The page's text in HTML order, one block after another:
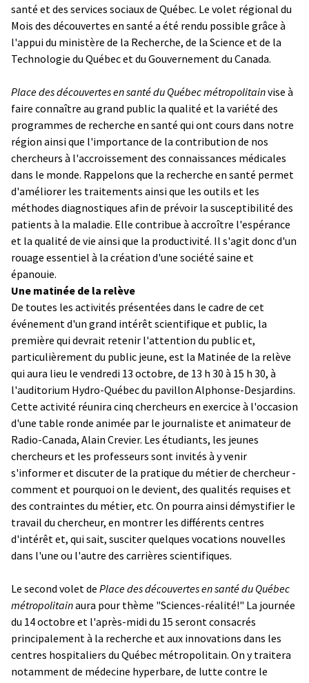
santé et des services sociaux de Québec. Le volet régional du
Mois des découvertes en santé a été rendu possible grâce à
l'appui du ministère de la Recherche, de la Science et de la
Technologie du Québec et du Gouvernement du Canada.
Place des découvertes en santé du Québec métropolitainvise à
faire connaître au grand public la qualité et la variété des
programmes de recherche en santé qui ont cours dans notre
région ainsi que l'importance de la contribution de nos
chercheurs à l'accroissement des connaissances médicales
dans le monde. Rappelons que la recherche en santé permet
d'améliorer les traitements ainsi que les outils et les
méthodes diagnostiques afin de prévoir la susceptibilité des
patients à la maladie. Elle contribue à accroître l'espérance
et la qualité de vie ainsi que la productivité. Il s'agit donc d'un
rouage essentiel à la création d'une société saine et
épanouie.
Une matinée de la relève
De toutes les activités présentées dans le cadre de cet
événement d'un grand intérêt scientifique et public, la
première qui devrait retenir l'attention du public et,
particulièrement du public jeune, est la Matinée de la relève
qui aura lieu le vendredi 13 octobre, de 13 h 30 à 15 h 30, à
l'auditorium Hydro-Québec du pavillon Alphonse-Desjardins.
Cette activité réunira cinq chercheurs en exercice à l'occasion
d'une table ronde animée par le journaliste et animateur de
Radio-Canada, Alain Crevier. Les étudiants, les jeunes
chercheurs et les professeurs sont invités à y venir
s'informer et discuter de la pratique du métier de chercheur ­
comment et pourquoi on le devient, des qualités requises et
des contraintes du métier, etc. On pourra ainsi démystifier le
travail du chercheur, en montrer les différents centres
d'intérêt et, qui sait, susciter quelques vocations nouvelles
dans l'une ou l'autre des carrières scientifiques.
Le second volet de Place des découvertes en santé du Québec
métropolitainaura pour thème "Sciences-réalité!" La journée
du 14 octobre et l'après-midi du 15 seront consacrés
principalement à la recherche et aux innovations dans les
centres hospitaliers du Québec métropolitain. On y traitera
notamment de médecine hyperbare, de lutte contre le